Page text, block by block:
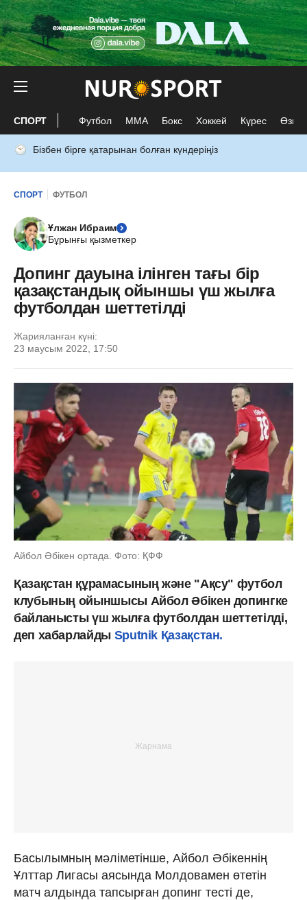
СПОРТ Футбол ММА Бокс Хоккей Күрес Өзге
Бізбен бірге қатарынан болған күндеріңіз
СПОРТ ФУТБОЛ
Ұлжан Ибраим
Бұрынғы қызметкер
Допинг дауына ілінген тағы бір
қазақстандық ойыншы үш жылға
футболдан шеттетілді
Жарияланған күні:
23 маусым 2022, 17:50
Айбол Әбікен ортада. Фото: ҚФФ
Қазақстан құрамасының және "Ақсу" футбол
клубының ойыншысы Айбол Әбікен допингке
байланысты үш жылға футболдан шеттетілді,
деп хабарлайды Sputnik Қазақстан.
Басылымның мәліметінше, Айбол Әбікеннің
Ұлттар Лигасы аясында Молдовамен өтетін
матч алдында тапсырған допинг тесті де,